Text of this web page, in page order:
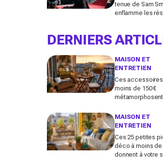
tenue de Sam
enflamme les
polémique
DERNIERS
MAISON ET
ENTRETIEN
Ces accessoires
moins de 150 €
salon d’été stylé
vous (qu’on oublie
MAISON ET
ENTRETIEN
Ces 25 petites
déco à moins de
donnent à votre